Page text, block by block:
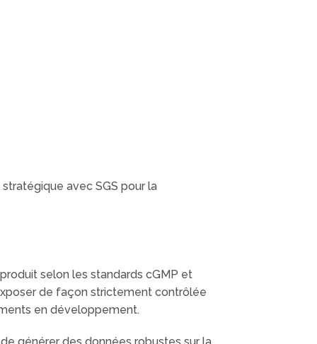
stratégique avec SGS pour la
selon les standards cGMP et
de façon strictement contrôlée
en développement.